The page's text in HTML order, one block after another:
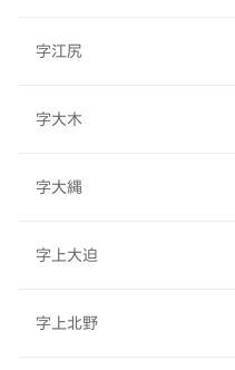
字江尻
字大木
字大縄
字上大迫
字上北野